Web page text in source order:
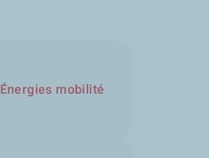
Énergies mobilité